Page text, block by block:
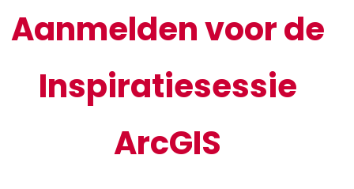
Aanmelden voor de
Inspiratiesessie
ArcGIS